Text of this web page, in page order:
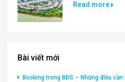
Read more
Bài viết mới
Booking trong BĐS – Những điều cần